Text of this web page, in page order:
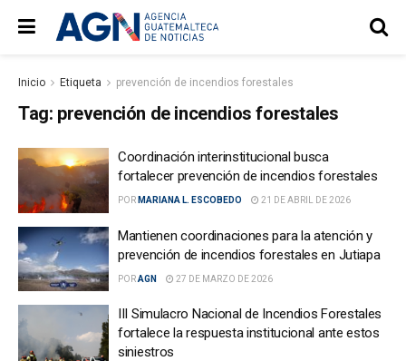
Inicio Etiqueta prevención de incendios forestales
Tag: prevención de incendios forestales
Coordinación interinstitucional busca
fortalecer prevención de incendios forestales
POR MARIANA L. ESCOBEDO 21 DE ABRIL DE 2026
Mantienen coordinaciones para la atención y
prevención de incendios forestales en Jutiapa
PORAGN 27 DE MARZO DE 2026
III Simulacro Nacional de Incendios Forestales
fortalece la respuesta institucional ante estos
siniestros